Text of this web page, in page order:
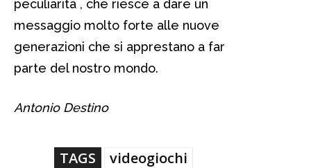
peculiarità , che riesce a dare un
messaggio molto forte alle nuove
generazioni che si apprestano a far
parte del nostro mondo.
Antonio Destino
TAGS videogiochi